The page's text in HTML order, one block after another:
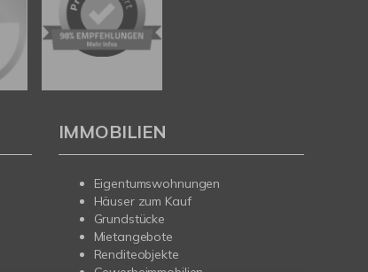
IMMOBILIEN
Eigentumswohnungen
Häuser zum Kauf
Grundstücke
Mietangebote
Renditeobjekte